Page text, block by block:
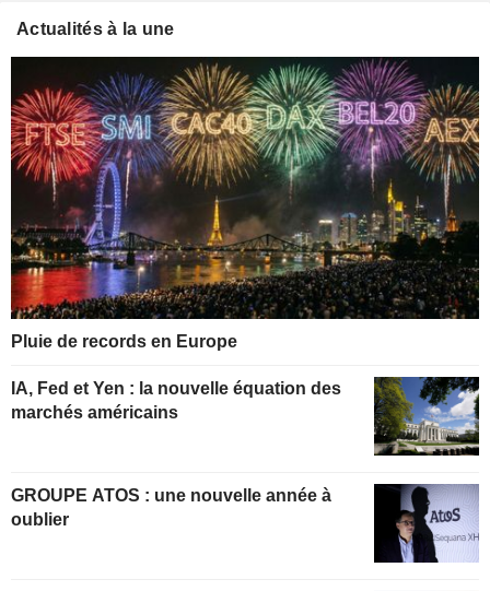
Actualités à la une
Pluie de records en Europe
IA, Fed et Yen : la nouvelle équation des
marchés américains
GROUPE ATOS : une nouvelle année à
oublier